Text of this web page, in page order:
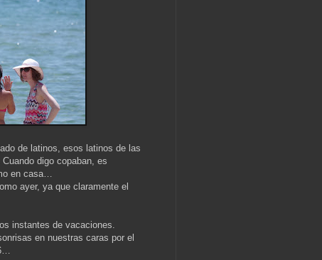
de latinos, esos latinos de las
digo copaban, es
en casa…
ayer, ya que claramente el
instantes de vacaciones.
en nuestras caras por el